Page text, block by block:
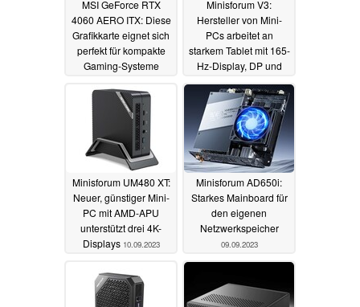
MSI GeForce RTX
4060 AERO ITX: Diese
Grafikkarte eignet sich
perfekt für kompakte
Gaming-Systeme
Minisforum V3:
Hersteller von Mini-
PCs arbeitet an
starkem Tablet mit 165-
Hz-Display, DP und
AMD Ryzen 7 7840U
18.09.2023
Minisforum UM480 XT:
Neuer, günstiger Mini-
PC mit AMD-APU
unterstützt drei 4K-
Displays 10.09.2023
Minisforum AD650i:
Starkes Mainboard für
den eigenen
Netzwerkspeicher
09.09.2023